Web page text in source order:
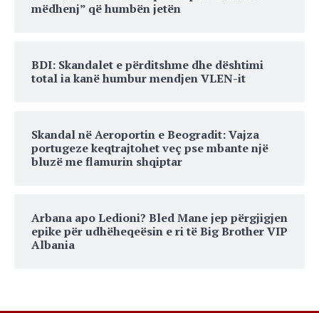
mëdhenj” që humbën jetën
BDI: Skandalet e përditshme dhe dështimi
total ia kanë humbur mendjen VLEN-it
Skandal në Aeroportin e Beogradit: Vajza
portugeze keqtrajtohet veç pse mbante një
bluzë me flamurin shqiptar
Arbana apo Ledioni? Bled Mane jep përgjigjen
epike për udhëheqeësin e ri të Big Brother VIP
Albania